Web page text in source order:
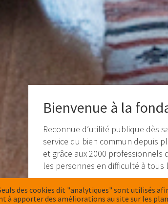
Bienvenue à la
Reconnue d’utilité publique dès
service du bien commun depuis
et grâce aux 2000 professionnels
les personnes en difficulté à tous
NOS VALEURS ET MISSIONS
des cookies dit "analytiques" sont utilisés
à apporter des améliorations au site sur les